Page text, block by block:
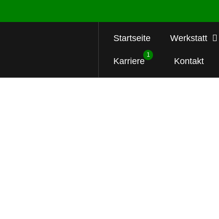
Startseite Werkstatt
Karriere
1
Kontakt